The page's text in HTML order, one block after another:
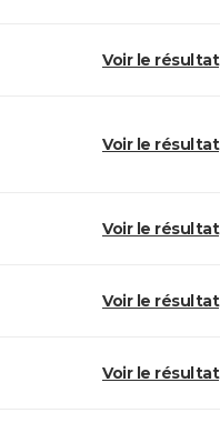
Voir le résultat
Voir le résultat
Voir le résultat
Voir le résultat
Voir le résultat